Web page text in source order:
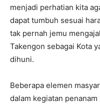
menjadi perhatian kita
dapat tumbuh sesuai
tak pernah jemu
Takengon sebagai Kota
dihuni.
Beberapa elemen
dalam kegiatan